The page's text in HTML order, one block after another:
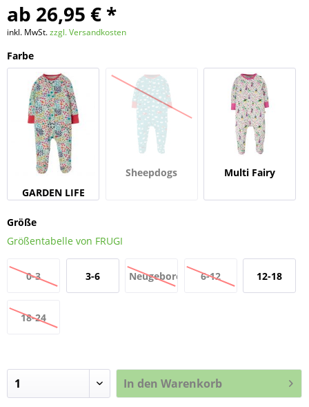
ab 26,95 € *
inkl. MwSt.zzgl. Versandkosten
Farbe
GARDEN LIFE
Sheepdogs Multi Fairy
Friends
Größe
Größentabelle von FRUGI
0-3 3-6 Neugeboren 6-12 12-18
18-24
In den Warenkorb